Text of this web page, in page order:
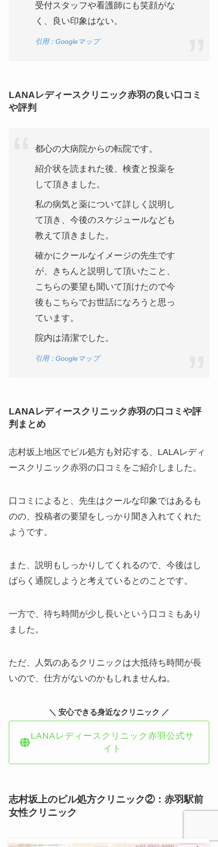
受付スタッフや看護師にも笑顔がな
く、良い印象はない。
引用：Googleマップ
LANAレディースクリニック赤羽の良い口コミ
や評判
都心の大病院からの転院です。
紹介状を読まれた後、検査と投薬を
して頂きました。
私の病気と薬について詳しく説明し
て頂き、今後のスケジュールなども
教えて頂きました。
確かにクールなイメージの先生です
が、きちんと説明して頂いたこと、
こちらの要望も聞いて頂けたので今
後もこちらでお世話になろうと思っ
ています。
院内は清潔でした。
引用：Googleマップ
LANAレディースクリニック赤羽の口コミや評
判まとめ
志村坂上地区でピル処方も対応する、LALAレディ
ースクリニック赤羽の口コミをご紹介しました。
口コミによると、先生はクールな印象ではあるも
のの、投稿者の要望をしっかり聞き入れてくれた
ようです。
また、説明もしっかりしてくれるので、今後はし
ばらく通院しようと考えているとのことです。
一方で、待ち時間が少し長いという口コミもあり
ました。
ただ、人気のあるクリニックは大抵待ち時間が長
いので、仕方がないのかもしれませんね。
＼ 安心できる身近なクリニック ／
LANAレディースクリニック赤羽公式サ
イト
志村坂上のピル処方クリニック②：赤羽駅前
女性クリニック